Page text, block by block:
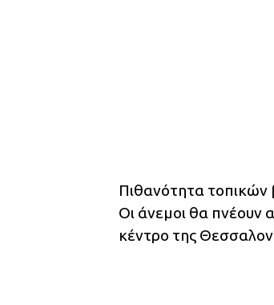
Πιθανότητα τοπικών
Οι άνεμοι θα πνέουν
κέντρο της